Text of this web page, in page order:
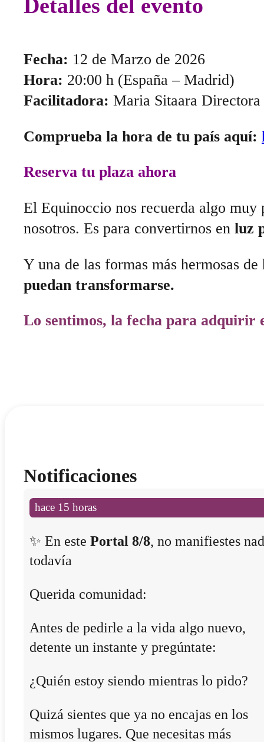
Detalles del evento
Fecha: 12 de Marzo de 2026
Hora: 20:00 h (España – Madrid)
Facilitadora: Maria Sitaara
Comprueba la hora de tu país aquí:
Reserva tu plaza ahora
El Equinoccio nos recuerda algo
nosotros. Es para convertirnos en luz
Y una de las formas más hermosas
puedan transformarse.
Lo sentimos, la fecha para adquirir
Notificaciones
hace 15 horas
✨ En este Portal 8/8, no manifiestes
todavía
Querida comunidad:
Antes de pedirle a la vida algo nuevo,
detente un instante y pregúntate:
¿Quién estoy siendo mientras lo pido?
Quizá sientes que ya no encajas en los
mismos lugares. Que necesitas más